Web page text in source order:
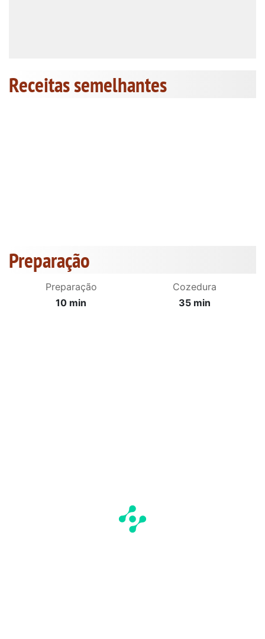
Receitas semelhantes
Preparação
Preparação
10 min
Cozedura
35 min